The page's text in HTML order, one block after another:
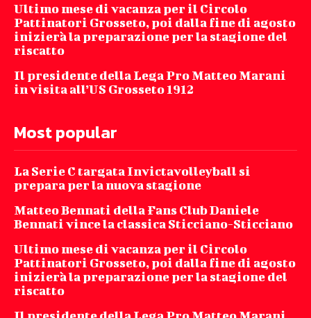
Ultimo mese di vacanza per il Circolo
Pattinatori Grosseto, poi dalla fine di agosto
inizierà la preparazione per la stagione del
riscatto
Il presidente della Lega Pro Matteo Marani
in visita all’US Grosseto 1912
Most popular
La Serie C targata Invictavolleyball si
prepara per la nuova stagione
Matteo Bennati della Fans Club Daniele
Bennati vince la classica Sticciano-Sticciano
Ultimo mese di vacanza per il Circolo
Pattinatori Grosseto, poi dalla fine di agosto
inizierà la preparazione per la stagione del
riscatto